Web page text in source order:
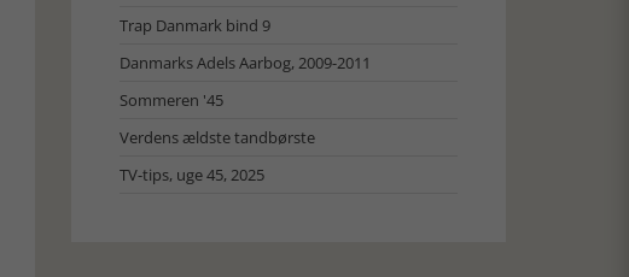
Trap Danmark bind 9
Danmarks Adels Aarbog, 2009-2011
Sommeren '45
Verdens ældste tandbørste
TV-tips, uge 45, 2025